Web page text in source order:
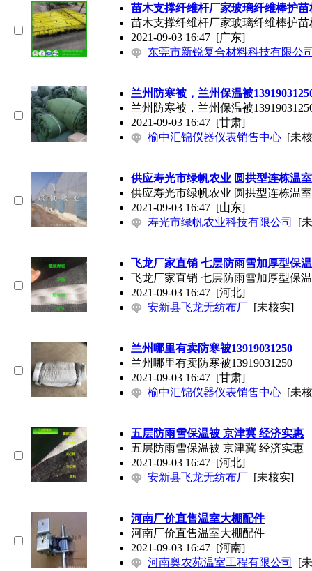
苗木支撑纤维杆厂家玻璃纤维棒护苗
苗木支撑纤维杆厂家玻璃纤维棒护苗
2021-09-03 16:47 [广东]
东莞市新锐复合材料科技有限公
兰州防寒被，兰州保温被
兰州防寒被，兰州保温被
2021-09-03 16:47 [甘肃]
榆中汇锦仪器仪表销售中心 [未
供应寿光市绿帆农业 圆拱型连栋温
供应寿光市绿帆农业 圆拱型连栋温
2021-09-03 16:47 [山东]
寿光市绿帆农业科技有限公司
[
飞龙厂家直销 七层防雨雪加厚型保
飞龙厂家直销 七层防雨雪加厚型保
2021-09-03 16:47 [河北]
安新县飞龙无纺布厂 [未核实]
兰州哪里有卖防寒被13919031250
兰州哪里有卖防寒被13919031250
2021-09-03 16:47 [甘肃]
榆中汇锦仪器仪表销售中心 [未
五层防雨雪保温被 京津冀 经济实惠
五层防雨雪保温被 京津冀 经济实惠
2021-09-03 16:47 [河北]
安新县飞龙无纺布厂 [未核实]
河南厂价直售温室大棚配件
河南厂价直售温室大棚配件
2021-09-03 16:47 [河南]
河南奥农苑温室工程有限公司
[